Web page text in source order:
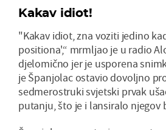
Kakav idiot!
"Kakav idiot, zna voziti jedino
positiona',“ mrmljao je u radio
djelomično jer je usporena
je Španjolac ostavio dovoljno
sedmerostruki svjetski prvak
putanju, što je i lansiralo njegov